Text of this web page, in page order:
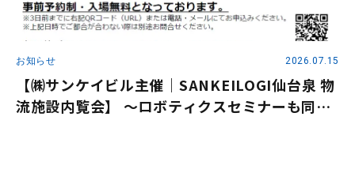
お知らせ 2026.07.15
【㈱サンケイビル主催｜SANKEILOGI仙台泉 物
流施設内覧会】 ～ロボティクスセミナーも同時